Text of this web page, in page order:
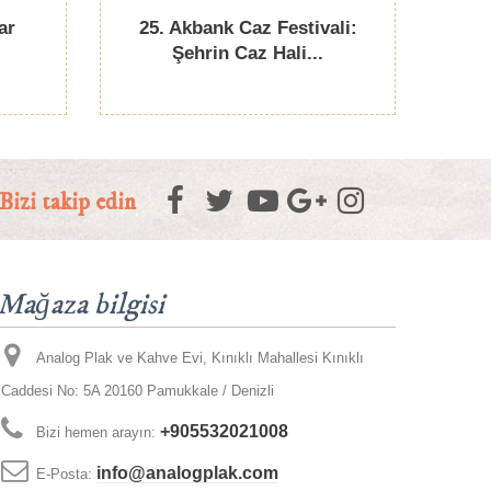
25. Akbank Caz Festivali:
Şehrin Caz Hali...
Bizi takip edin
bilgisi
Analog Plak ve Kahve Evi, Kınıklı Mahallesi Kınıklı
Caddesi No: 5A 20160 Pamukkale / Denizli
Bizi hemen arayın: +905532021008
E-Posta: info@analogplak.com